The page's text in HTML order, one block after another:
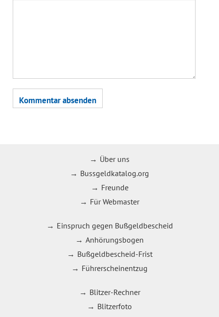
Über uns
Bussgeldkatalog.org
Freunde
Für Webmaster
Einspruch gegen Bußgeldbescheid
Anhörungsbogen
Bußgeldbescheid-Frist
Führerscheinentzug
Blitzer-Rechner
Blitzerfoto